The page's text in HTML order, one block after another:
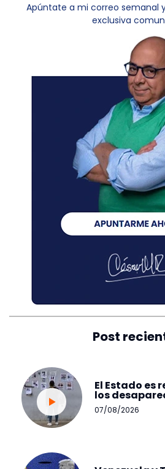
Apúntate a mi correo semanal
exclusiva
Post
El Estado es
los
07/08/2026